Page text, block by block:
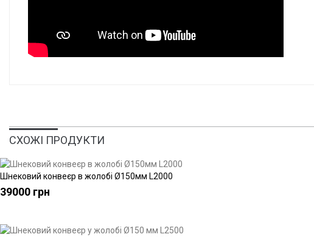
СХОЖI ПРОДУКТИ
Шнековий конвеєр в жолобі Ø150мм L2000
39000 грн